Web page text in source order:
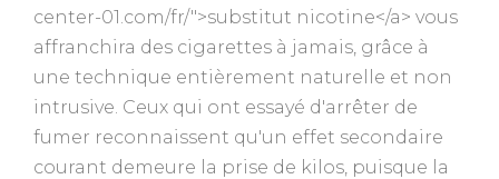
center-01.com/fr/">substitut nicotine</a> vous
affranchira des cigarettes à jamais, grâce à
une technique entièrement naturelle et non
intrusive. Ceux qui ont essayé d'arrêter de
fumer reconnaissent qu'un effet secondaire
courant demeure la prise de kilos, puisque la